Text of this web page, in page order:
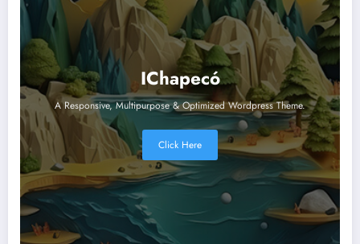
IChapecó
A Responsive, Multipurpose & Optimized Wordpress Theme.
Click Here